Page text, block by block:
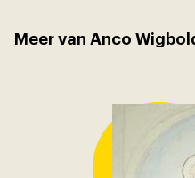
Meer van Anco